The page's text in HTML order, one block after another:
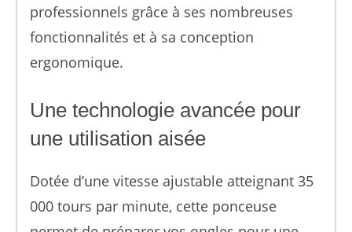
professionnels grâce à ses nombreuses
fonctionnalités et à sa conception
ergonomique.
Une technologie avancée pour
une utilisation aisée
Dotée d’une vitesse ajustable atteignant 35
000 tours par minute, cette ponceuse